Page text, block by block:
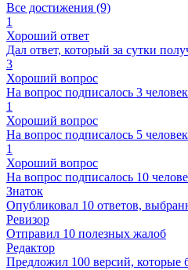
Все достижения (9)
1
Хороший ответ
Дал ответ, который за сутки
3
Хороший вопрос
На вопрос подписалось 3
1
Хороший вопрос
На вопрос подписалось 5
1
Хороший вопрос
На вопрос подписалось 10
Знаток
Опубликовал 10 ответов,
Ревизор
Отправил 10 полезных жалоб
Редактор
Предложил 100 версий, которые